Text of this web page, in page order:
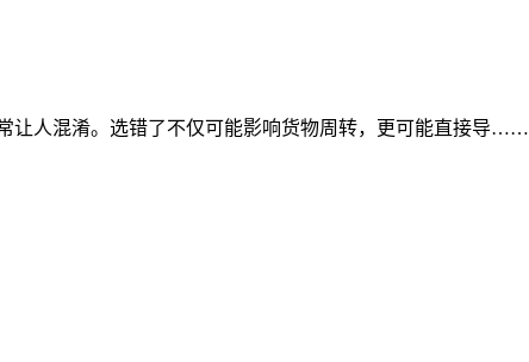
让人混淆。选错了不仅可能影响货物周转，更可能直接导……